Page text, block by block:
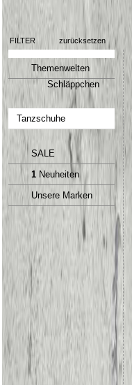
FILTER zurücksetzen
Themenwelten
Schläppchen
Tanzschuhe
SALE
1 Neuheiten
Unsere Marken